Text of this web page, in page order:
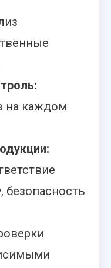
на каждом
безопасность